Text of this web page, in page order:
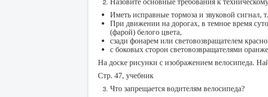
Назовите основные требования к
Иметь исправные тормоза и звуковой сигнал,
При движении на дорогах, в темное время
(фарой) белого цвета,
сзади фонарем или световозвращателем
с боковых сторон световозвращателями
На доске рисунки с изображением велосипеда.
Стр. 47, учебник
Что запрещается водителям велосипеда?